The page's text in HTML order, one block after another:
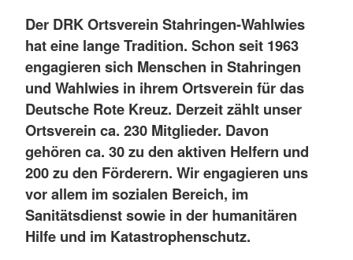
Der DRK Ortsverein Stahringen-Wahlwies
hat eine lange Tradition. Schon seit 1963
engagieren sich Menschen in Stahringen
und Wahlwies in ihrem Ortsverein für das
Deutsche Rote Kreuz. Derzeit zählt unser
Ortsverein ca. 230 Mitglieder. Davon
gehören ca. 30 zu den aktiven Helfern und
200 zu den Förderern. Wir engagieren uns
vor allem im sozialen Bereich, im
Sanitätsdienst sowie in der humanitären
Hilfe und im Katastrophenschutz.